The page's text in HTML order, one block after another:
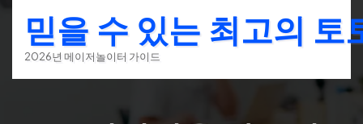
content
믿을 수 있는 최고의 토
2026년 메이저놀이터 가이드